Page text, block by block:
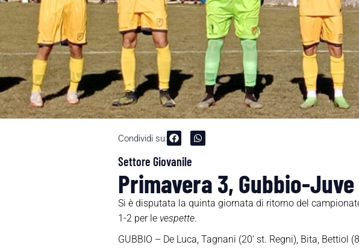
Condividi su:
Settore Giovanile
Primavera 3, Gubbio-
Si è disputata la quinta giornata di ritorno del
1-2 per le vespette.
GUBBIO – De Luca, Tagnani (20′ st. Regni), Bita, Bettiol